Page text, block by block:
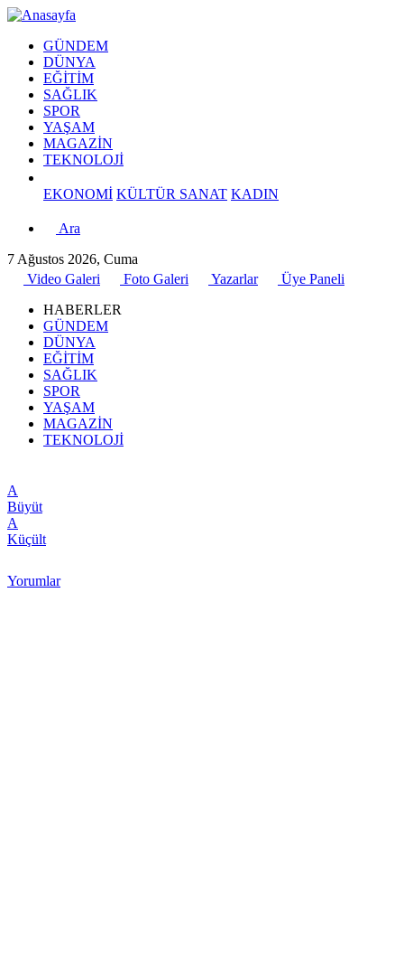
GÜNDEM
DÜNYA
EĞİTİM
SAĞLIK
SPOR
YAŞAM
MAGAZİN
TEKNOLOJİ
EKONOMİ KÜLTÜR SANAT KADIN
Ara
7 Ağustos 2026, Cuma
Video Galeri
Foto Galeri Yazarlar
Üye Paneli
HABERLER
GÜNDEM
DÜNYA
EĞİTİM
SAĞLIK
SPOR
YAŞAM
MAGAZİN
TEKNOLOJİ
A
Büyüt
A
Küçült
Yorumlar